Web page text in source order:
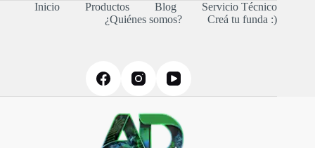
Inicio Productos Blog
Servicio Técnico
¿Quiénes somos?
Creá tu funda :)